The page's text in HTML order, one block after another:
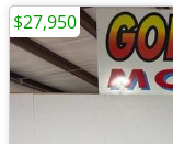
$27,950